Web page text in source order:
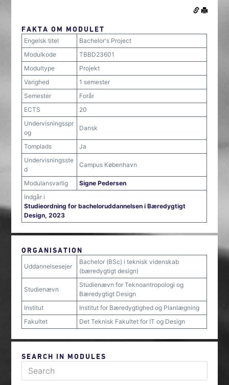
FAKTA OM MODULET
Engelsk titel
Bachelor's Project
Modulkode
TBBD23601
Modultype
Projekt
Varighed
1 semester
Semester
Forår
ECTS
20
Undervisningsspr
og
Dansk
Tomplads
Ja
Undervisningsste
d
Campus København
Modulansvarlig
Signe Pedersen
Indgår i
Studieordning for bacheloruddannelsen i Bæredygtigt
Design, 2023
ORGANISATION
Uddannelsesejer
Bachelor (BSc) i teknisk videnskab
(bæredygtigt design)
Studienævn
Studienævn for Teknoantropologi og
Bæredygtigt Design
Institut
Institut for Bæredygtighed og Planlægning
Fakultet
Det Teknisk Fakultet for IT og Design
SEARCH IN MODULES